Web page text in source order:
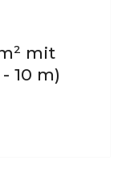
mit
10 m)